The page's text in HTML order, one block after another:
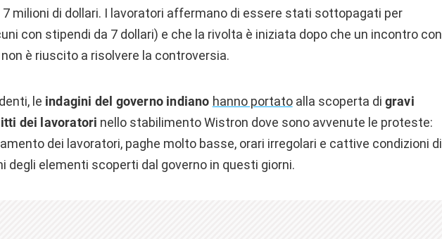
7 milioni di dollari. I lavoratori affermano di essere stati sottopagati per
con stipendi da 7 dollari) e che la rivolta è iniziata dopo che un incontro con
è riuscito a risolvere la controversia.
le indagini del governo indiano hanno portatoalla scoperta di gravi
dei lavoratori nello stabilimento Wistron dove sono avvenute le proteste:
dei lavoratori, paghe molto basse, orari irregolari e cattive condizioni di
degli elementi scoperti dal governo in questi giorni.